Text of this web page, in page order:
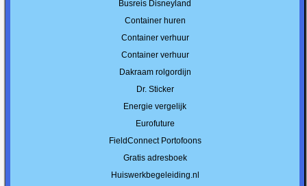
Busreis Disneyland
Container huren
Container verhuur
Container verhuur
Dakraam rolgordijn
Dr. Sticker
Energie vergelijk
Eurofuture
FieldConnect Portofoons
Gratis adresboek
Huiswerkbegeleiding.nl